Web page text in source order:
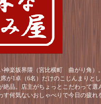
神楽坂界隈（宮比横町 曲がり角）
が1卓（6名）だけのこじんまりと
絶品。店主がちょっとこだわって
す何気ないおしゃべりで今日の疲れ